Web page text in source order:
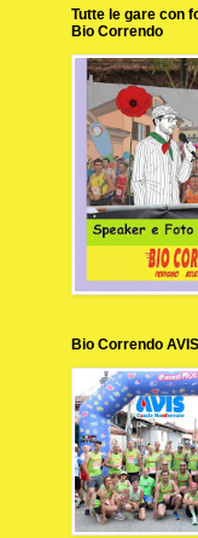
Tutte le gare con
Bio Correndo
Bio Correndo